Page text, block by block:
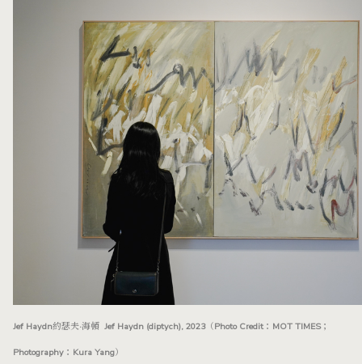
Jef Haydn約瑟夫·海頓 Jef Haydn (diptych), 2023（Photo Credit：MOT TIMES；
Photography：Kura Yang）